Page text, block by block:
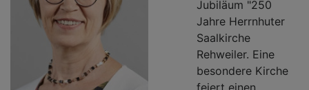
Jubiläum "250
Jahre Herrnhuter
Saalkirche
Rehweiler. Eine
besondere Kirche
feiert einen